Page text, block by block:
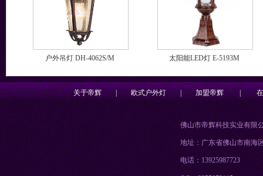
户外吊灯 DH-4062S/M 太阳能LED灯 E-5193M
关于帝辉 | 欧式户外灯 | 加盟帝辉 |
佛山市帝辉科技实业有限
地址：广东省佛山市南海
电话：13925987723